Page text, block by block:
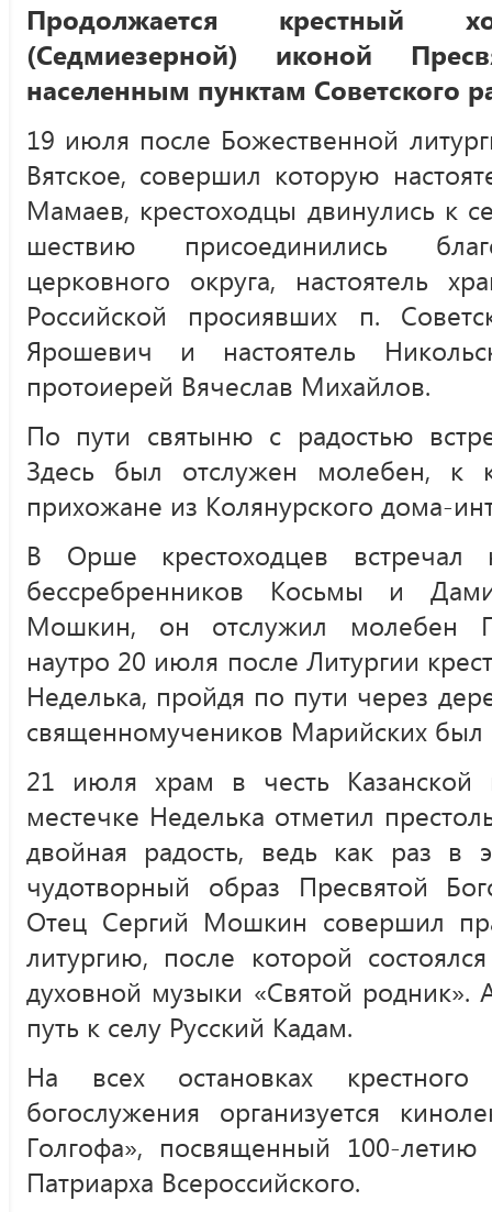
Продолжается крестный
(Седмиезерной) иконой
населенным пунктам Советского
19 июля после Божественной
Вятское, совершил которую
Мамаев, крестоходцы двинулись к
шествию присоединились
церковного округа, настоятель
Российской просиявших п.
Ярошевич и настоятель
протоиерей Вячеслав Михайлов.
По пути святыню с радостью
Здесь был отслужен молебен, к
прихожане из Колянурского дома-
В Орше крестоходцев встречал
бессребренников Косьмы и
Мошкин, он отслужил молебен
наутро 20 июля после Литургии
Неделька, пройдя по пути через
священномучеников Марийских
21 июля храм в честь
местечке Неделька отметил
двойная радость, ведь как раз в
чудотворный образ Пресвятой
Отец Сергий Мошкин совершил
литургию, после которой
духовной музыки «Святой
путь к селу Русский Кадам.
На всех остановках
богослужения организуется
Голгофа», посвященный 100-летию
Патриарха Всероссийского.